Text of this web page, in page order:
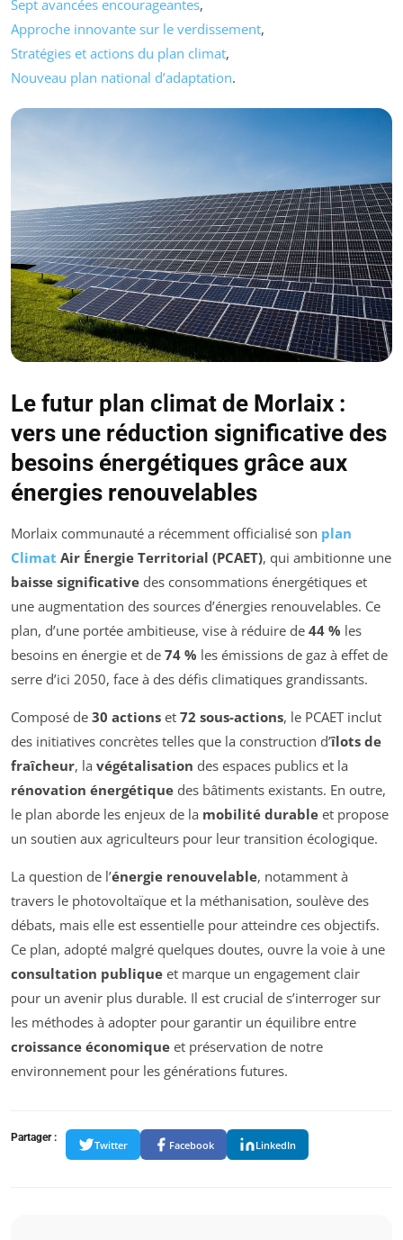
Sept avancées encourageantes,
Approche innovante sur le verdissement,
Stratégies et actions du plan climat,
Nouveau plan national d’adaptation.
Le futur plan climat de Morlaix :
vers une réduction significative des
besoins énergétiques grâce aux
énergies renouvelables
Morlaix communauté a récemment officialisé son plan
Climat Air Énergie Territorial (PCAET), qui ambitionne une
baisse significative des consommations énergétiques et
une augmentation des sources d’énergies renouvelables. Ce
plan, d’une portée ambitieuse, vise à réduire de 44 % les
besoins en énergie et de 74 % les émissions de gaz à effet de
serre d’ici 2050, face à des défis climatiques grandissants.
Composé de 30 actions et 72 sous-actions, le PCAET inclut
des initiatives concrètes telles que la construction d’îlots de
fraîcheur, la végétalisation des espaces publics et la
rénovation énergétique des bâtiments existants. En outre,
le plan aborde les enjeux de la mobilité durable et propose
un soutien aux agriculteurs pour leur transition écologique.
La question de l’énergie renouvelable, notamment à
travers le photovoltaïque et la méthanisation, soulève des
débats, mais elle est essentielle pour atteindre ces objectifs.
Ce plan, adopté malgré quelques doutes, ouvre la voie à une
consultation publique et marque un engagement clair
pour un avenir plus durable. Il est crucial de s’interroger sur
les méthodes à adopter pour garantir un équilibre entre
croissance économique et préservation de notre
environnement pour les générations futures.
Partager :
Twitter Facebook LinkedIn